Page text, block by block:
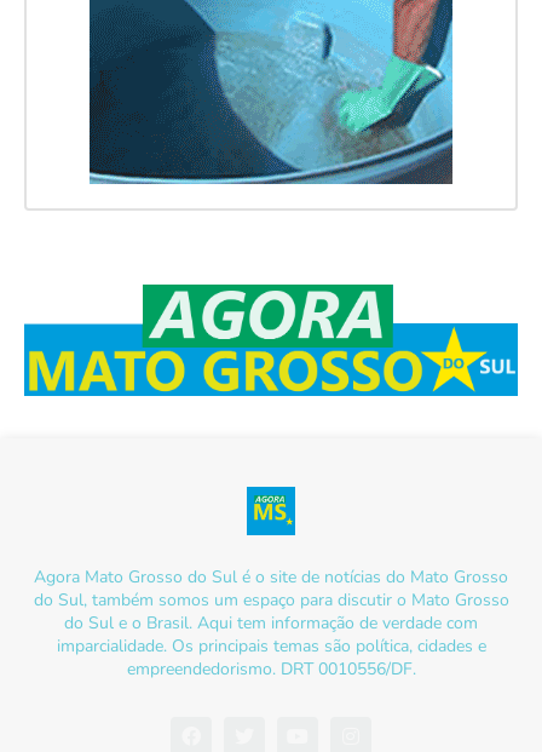
Agora Mato Grosso do Sul é o site de notícias do Mato Grosso
do Sul, também somos um espaço para discutir o Mato Grosso
do Sul e o Brasil. Aqui tem informação de verdade com
imparcialidade. Os principais temas são política, cidades e
empreendedorismo. DRT 0010556/DF.